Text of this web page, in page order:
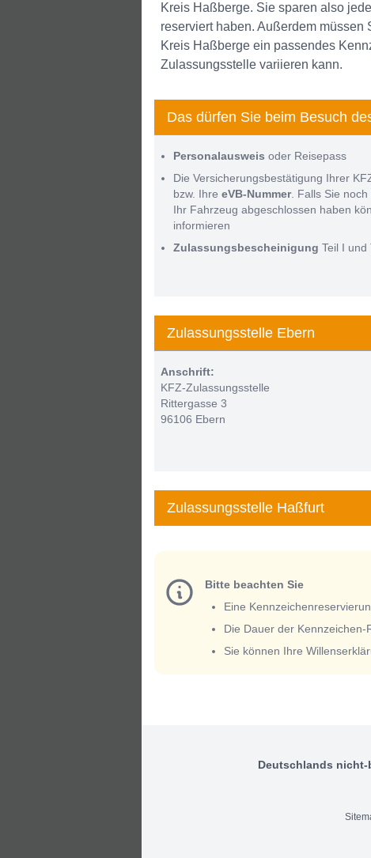
Kreis Haßberge. Sie sparen also
reserviert haben. Außerdem
Kreis Haßberge ein passendes
Zulassungsstelle variieren kann.
Das dürfen Sie beim Besuch
Personalausweis oder Reisepass
Die Versicherungsbestätigung Ihrer
bzw. Ihre eVB-Nummer. Falls Sie
Ihr Fahrzeug abgeschlossen haben
informieren
Zulassungsbescheinigung Teil I und
Zulassungsstelle Ebern
Anschrift:
KFZ-Zulassungsstelle
Rittergasse 3
96106 Ebern
Zulassungsstelle Haßfurt
Bitte beachten Sie
Eine
Die Dauer der
Sie können Ihre
Deutschlands